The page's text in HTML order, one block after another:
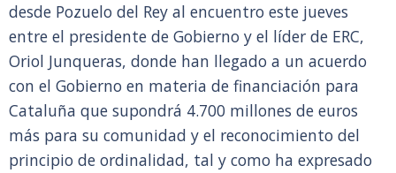
desde Pozuelo del Rey al encuentro este jueves
entre el presidente de Gobierno y el líder de ERC,
Oriol Junqueras, donde han llegado a un acuerdo
con el Gobierno en materia de financiación para
Cataluña que supondrá 4.700 millones de euros
más para su comunidad y el reconocimiento del
principio de ordinalidad, tal y como ha expresado